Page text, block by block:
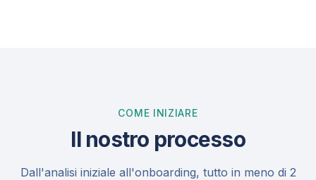
COME INIZIARE
Il nostro processo
Dall'analisi iniziale all'onboarding, tutto in meno di 2